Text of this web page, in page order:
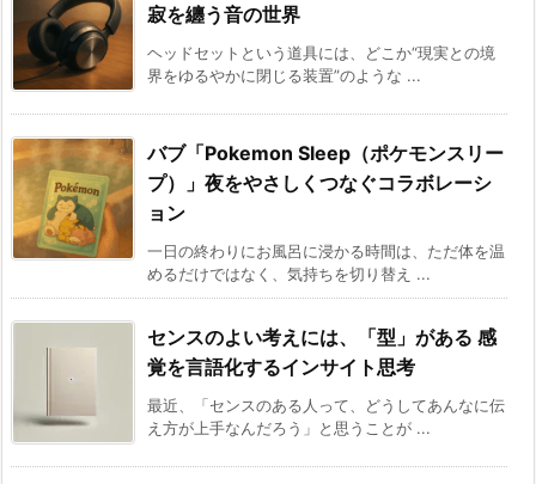
寂を纏う音の世界
ヘッドセットという道具には、どこか“現実との境
界をゆるやかに閉じる装置”のような ...
バブ「Pokemon Sleep（ポケモンスリー
プ）」夜をやさしくつなぐコラボレーシ
ョン
一日の終わりにお風呂に浸かる時間は、ただ体を温
めるだけではなく、気持ちを切り替え ...
センスのよい考えには、「型」がある 感
覚を言語化するインサイト思考
最近、「センスのある人って、どうしてあんなに伝
え方が上手なんだろう」と思うことが ...